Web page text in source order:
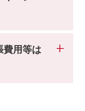
費用等は